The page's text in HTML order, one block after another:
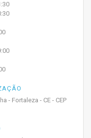
- Fortaleza - CE - CEP